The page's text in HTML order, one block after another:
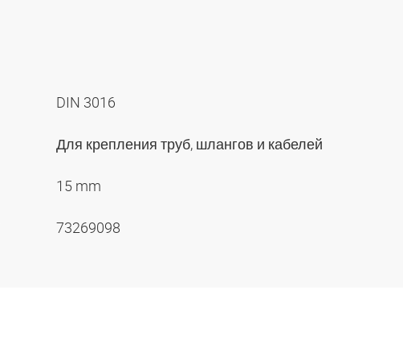
DIN 3016
Для крепления труб, шлангов и кабелей
15 mm
73269098